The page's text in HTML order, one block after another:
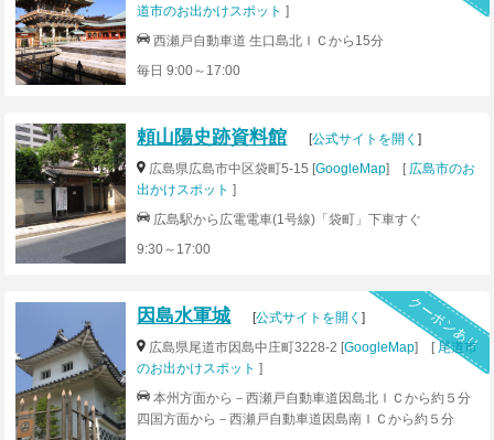
道市のお出かけスポット ]
西瀬戸自動車道 生口島北ＩＣから15分
毎日 9:00～17:00
頼山陽史跡資料館 [公式サイトを開く]
広島県広島市中区袋町5-15 [GoogleMap] [ 広島市のお
出かけスポット ]
広島駅から広電電車(1号線)「袋町」下車すぐ
9:30～17:00
クーポンあり
因島水軍城 [公式サイトを開く]
広島県尾道市因島中庄町3228-2 [GoogleMap] [ 尾道市
のお出かけスポット ]
本州方面から－西瀬戸自動車道因島北ＩＣから約５分
四国方面から－西瀬戸自動車道因島南ＩＣから約５分